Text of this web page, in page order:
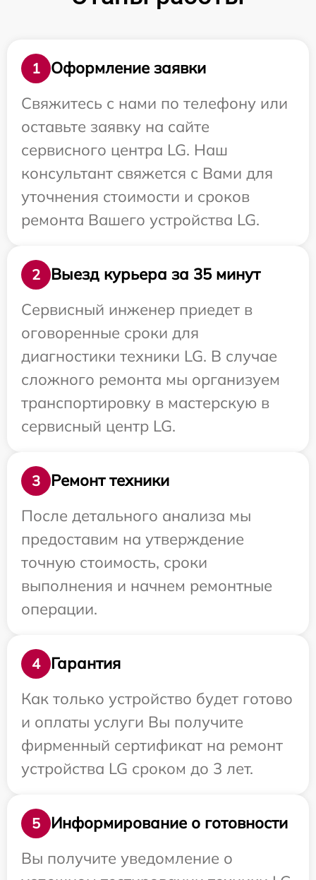
1
Оформление заявки
Свяжитесь с нами по телефону или
оставьте заявку на сайте
сервисного центра LG. Наш
консультант свяжется с Вами для
уточнения стоимости и сроков
ремонта Вашего устройства LG.
2
Выезд курьера за 35 минут
Сервисный инженер приедет в
оговоренные сроки для
диагностики техники LG. В случае
сложного ремонта мы организуем
транспортировку в мастерскую в
сервисный центр LG.
3
Ремонт техники
После детального анализа мы
предоставим на утверждение
точную стоимость, сроки
выполнения и начнем ремонтные
операции.
4
Гарантия
Как только устройство будет готово
и оплаты услуги Вы получите
фирменный сертификат на ремонт
устройства LG сроком до 3 лет.
5
Информирование о готовности
Вы получите уведомление о